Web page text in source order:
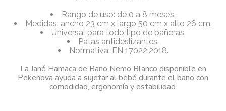
Rango de uso: de 0 a 8 meses.
Medidas: ancho 23 cm x largo 50 cm x alto 26 cm.
Universal para todo tipo de bañeras.
Patas antideslizantes.
Normativa: EN 17022:2018.
La Jané Hamaca de Baño Nemo Blanco disponible en
Pekenova ayuda a sujetar al bebé durante el baño con
comodidad, ergonomía y estabilidad.